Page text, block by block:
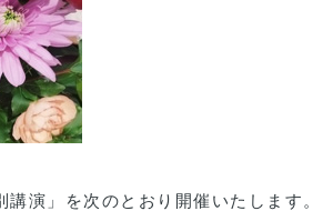
演」を次のとおり開催いたします。